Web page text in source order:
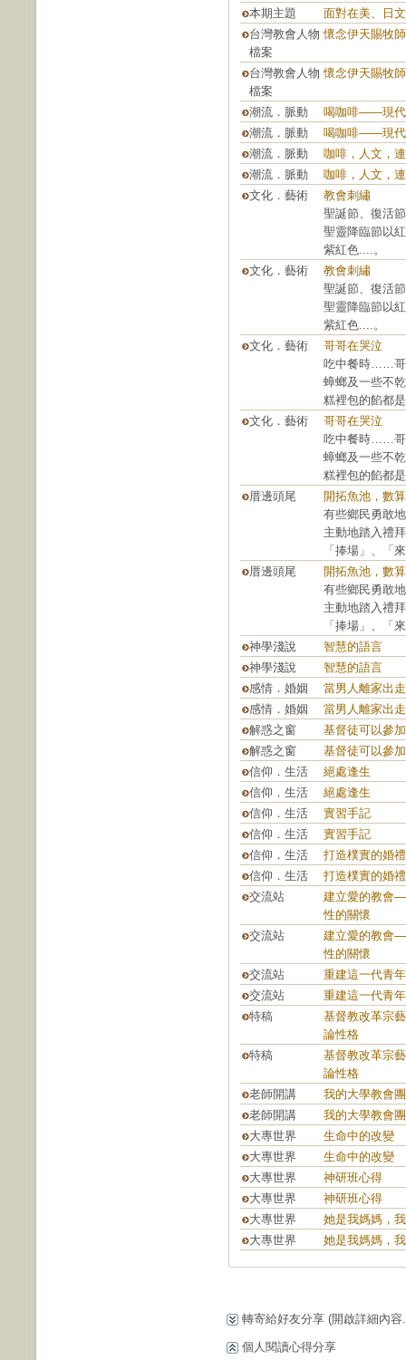
本期主題
面對在美、日
台灣教會人物
檔案
懷念伊天賜牧師
台灣教會人物
檔案
懷念伊天賜牧師
潮流．脈動
喝咖啡——現代
潮流．脈動
喝咖啡——現代
潮流．脈動
咖啡，人文，
潮流．脈動
咖啡，人文，
文化．藝術
教會刺繡
聖誕節、復活
聖靈降臨節以
紫紅色....。
文化．藝術
教會刺繡
聖誕節、復活
聖靈降臨節以
紫紅色....。
文化．藝術
哥哥在哭泣
吃中餐時……哥
蟑螂及一些不
糕裡包的餡都
文化．藝術
哥哥在哭泣
吃中餐時……哥
蟑螂及一些不
糕裡包的餡都
厝邊頭尾
開拓魚池，數
有些鄉民勇敢
主動地踏入禮
「捧場」、「
厝邊頭尾
開拓魚池，數
有些鄉民勇敢
主動地踏入禮
「捧場」、「
神學淺說
智慧的語言
神學淺說
智慧的語言
感情．婚姻
當男人離家出
感情．婚姻
當男人離家出
解惑之窗
基督徒可以參
解惑之窗
基督徒可以參
信仰．生活
絕處逢生
信仰．生活
絕處逢生
信仰．生活
實習手記
信仰．生活
實習手記
信仰．生活
打造樸實的婚禮
信仰．生活
打造樸實的婚禮
交流站
建立愛的教會
性的關懷
交流站
建立愛的教會
性的關懷
交流站
重建這一代青
交流站
重建這一代青
特稿
基督教改革宗
論性格
特稿
基督教改革宗
論性格
老師開講
我的大學教會
老師開講
我的大學教會
大專世界
生命中的改變
大專世界
生命中的改變
大專世界
神研班心得
大專世界
神研班心得
大專世界
她是我媽媽，
大專世界
她是我媽媽，
轉寄給好友分享 (開啟詳細內容
個人閱讀心得分享